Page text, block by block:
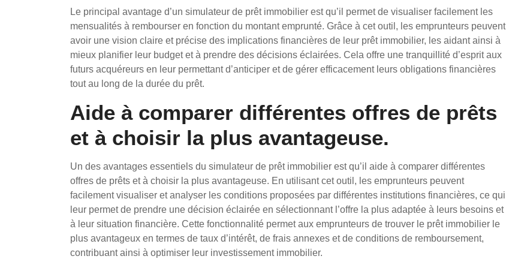
Le principal avantage d’un simulateur de prêt immobilier est qu’il permet de visualiser facilement les
mensualités à rembourser en fonction du montant emprunté. Grâce à cet outil, les emprunteurs peuvent
avoir une vision claire et précise des implications financières de leur prêt immobilier, les aidant ainsi à
mieux planifier leur budget et à prendre des décisions éclairées. Cela offre une tranquillité d’esprit aux
futurs acquéreurs en leur permettant d’anticiper et de gérer efficacement leurs obligations financières
tout au long de la durée du prêt.
Aide à comparer différentes offres de prêts
et à choisir la plus avantageuse.
Un des avantages essentiels du simulateur de prêt immobilier est qu’il aide à comparer différentes
offres de prêts et à choisir la plus avantageuse. En utilisant cet outil, les emprunteurs peuvent
facilement visualiser et analyser les conditions proposées par différentes institutions financières, ce qui
leur permet de prendre une décision éclairée en sélectionnant l’offre la plus adaptée à leurs besoins et
à leur situation financière. Cette fonctionnalité permet aux emprunteurs de trouver le prêt immobilier le
plus avantageux en termes de taux d’intérêt, de frais annexes et de conditions de remboursement,
contribuant ainsi à optimiser leur investissement immobilier.